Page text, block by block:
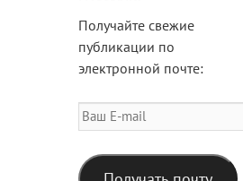
Получайте свежие
публикации по
электронной почте:
Ваш
E-
mail